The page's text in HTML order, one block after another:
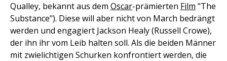
Qualley, bekannt aus dem Oscar-prämierten Film "The
Substance"). Diese will aber nicht von March bedrängt
werden und engagiert Jackson Healy (Russell Crowe),
der ihn ihr vom Leib halten soll. Als die beiden Männer
mit zwielichtigen Schurken konfrontiert werden, die